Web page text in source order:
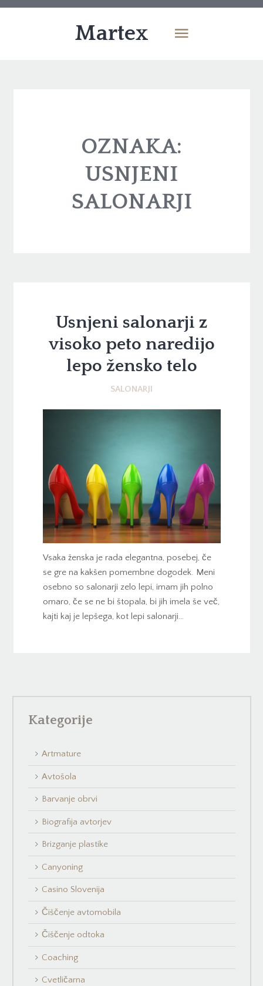
Martex
OZNAKA:
USNJENI
SALONARJI
Usnjeni salonarji z
visoko peto naredijo
lepo žensko telo
SALONARJI
Vsaka ženska je rada elegantna, posebej, če
se gre na kakšen pomembne dogodek. Meni
osebno so salonarji zelo lepi, imam jih polno
omaro, če se ne bi štopala, bi jih imela še več,
kajti kaj je lepšega, kot lepi salonarji…
Kategorije
Artmature
Avtošola
Barvanje obrvi
Biografija avtorjev
Brizganje plastike
Canyoning
Casino Slovenija
Čiščenje avtomobila
Čiščenje odtoka
Coaching
Cvetličarna